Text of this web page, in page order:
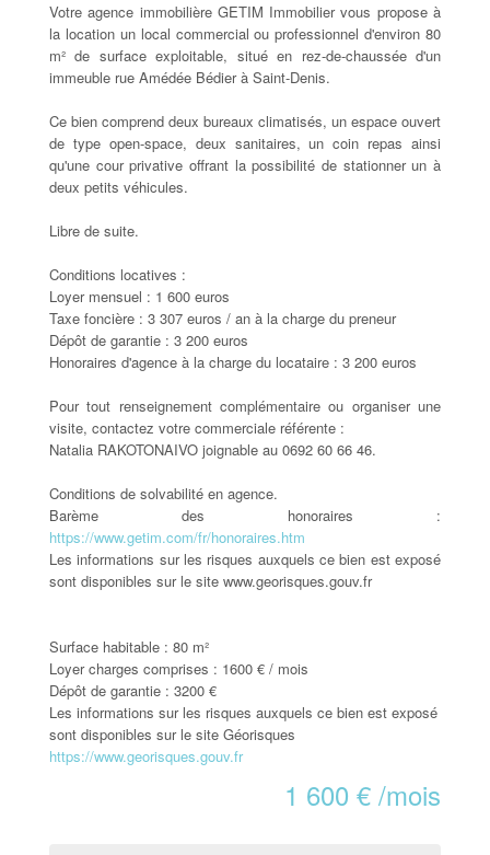
Votre agence immobilière GETIM Immobilier vous propose à
la location un local commercial ou professionnel d'environ 80
m² de surface exploitable, situé en rez-de-chaussée d'un
immeuble rue Amédée Bédier à Saint-Denis.
Ce bien comprend deux bureaux climatisés, un espace ouvert
de type open-space, deux sanitaires, un coin repas ainsi
qu'une cour privative offrant la possibilité de stationner un à
deux petits véhicules.
Libre de suite.
Conditions locatives :
Loyer mensuel : 1 600 euros
Taxe foncière : 3 307 euros / an à la charge du preneur
Dépôt de garantie : 3 200 euros
Honoraires d'agence à la charge du locataire : 3 200 euros
Pour tout renseignement complémentaire ou organiser une
visite, contactez votre commerciale référente :
Natalia RAKOTONAIVO joignable au 0692 60 66 46.
Conditions de solvabilité en agence.
Barème des honoraires :
https://www.getim.com/fr/honoraires.htm
Les informations sur les risques auxquels ce bien est exposé
sont disponibles sur le site www.georisques.gouv.fr
Surface habitable : 80 m²
Loyer charges comprises : 1600 € / mois
Dépôt de garantie : 3200 €
Les informations sur les risques auxquels ce bien est exposé
sont disponibles sur le site Géorisques
https://www.georisques.gouv.fr
1 600 € /mois